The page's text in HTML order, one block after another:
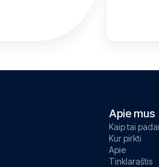
Apie mus
Kaip tai
Kur pirkti
Apie
Tinklaraštis